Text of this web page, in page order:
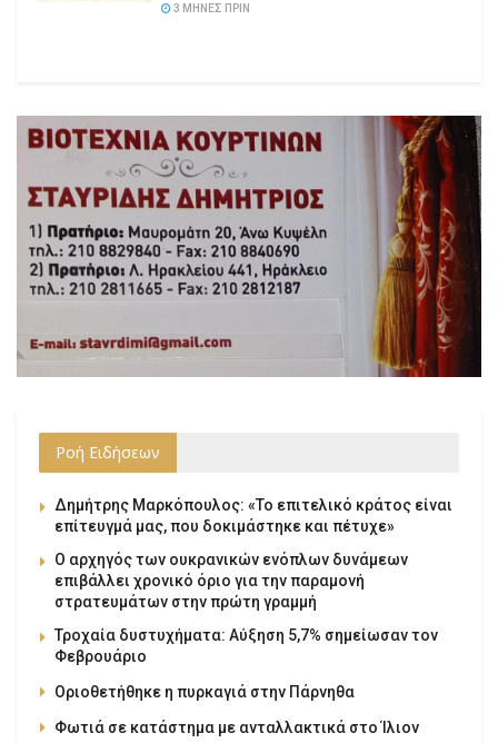
3 ΜΉΝΕΣ ΠΡΙΝ
Ροή Ειδήσεων
Δημήτρης Μαρκόπουλος: «Το επιτελικό κράτος είναι
επίτευγμά μας, που δοκιμάστηκε και πέτυχε»
Ο αρχηγός των ουκρανικών ενόπλων δυνάμεων
επιβάλλει χρονικό όριο για την παραμονή
στρατευμάτων στην πρώτη γραμμή
Τροχαία δυστυχήματα: Αύξηση 5,7% σημείωσαν τον
Φεβρουάριο
Οριοθετήθηκε η πυρκαγιά στην Πάρνηθα
Φωτιά σε κατάστημα με ανταλλακτικά στο Ίλιον